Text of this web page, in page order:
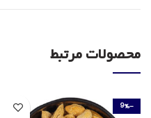
محصولات مرتبط
-9%